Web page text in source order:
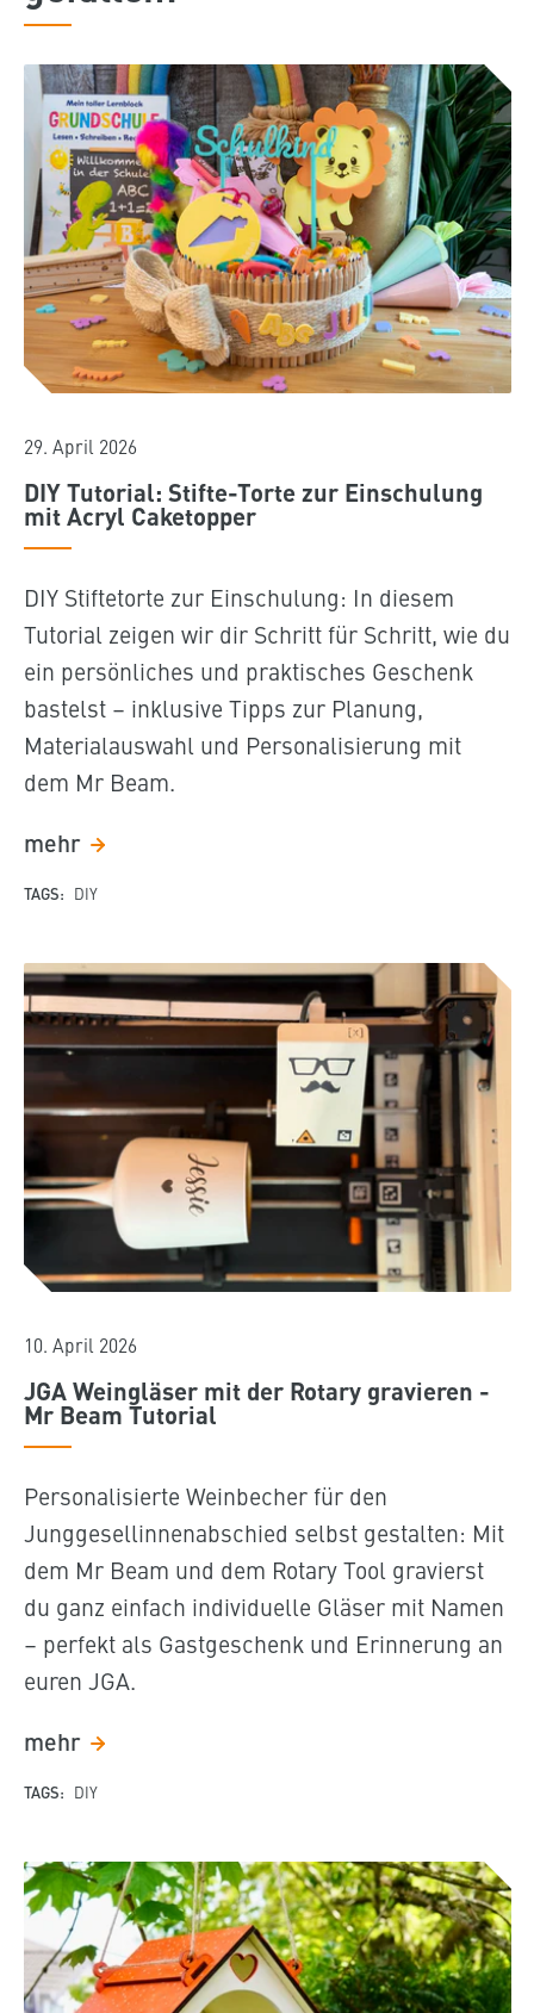
29. April 2026
DIY Tutorial: Stifte-Torte zur Einschulung
mit Acryl Caketopper
DIY Stiftetorte zur Einschulung: In diesem
Tutorial zeigen wir dir Schritt für Schritt, wie du
ein persönliches und praktisches Geschenk
bastelst – inklusive Tipps zur Planung,
Materialauswahl und Personalisierung mit
dem Mr Beam.
mehr
TAGS: DIY
10. April 2026
JGA Weingläser mit der Rotary gravieren -
Mr Beam Tutorial
Personalisierte Weinbecher für den
Junggesellinnenabschied selbst gestalten: Mit
dem Mr Beam und dem Rotary Tool gravierst
du ganz einfach individuelle Gläser mit Namen
– perfekt als Gastgeschenk und Erinnerung an
euren JGA.
mehr
TAGS: DIY